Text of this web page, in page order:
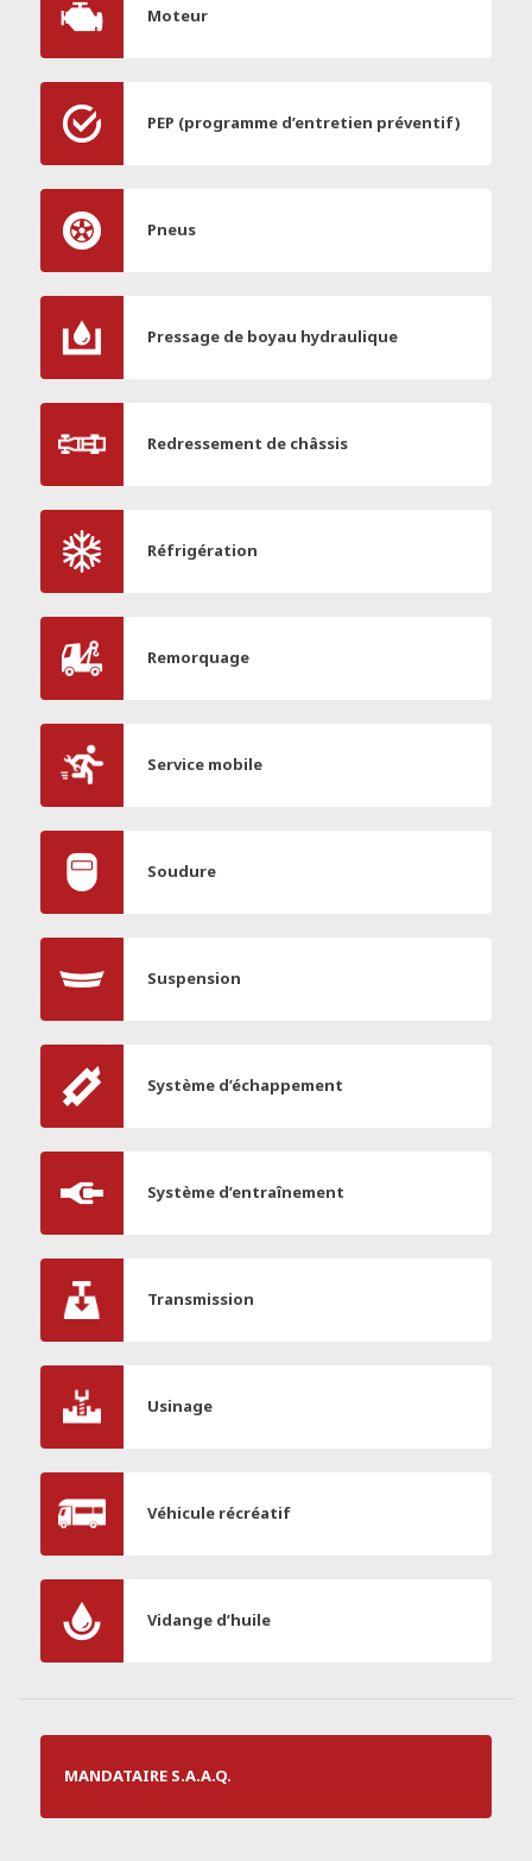
Moteur
PEP (programme d’entretien préventif)
Pneus
Pressage de boyau hydraulique
Redressement de châssis
Réfrigération
Remorquage
Service mobile
Soudure
Suspension
Système d’échappement
Système d’entraînement
Transmission
Usinage
Véhicule récréatif
Vidange d’huile
MANDATAIRE S.A.A.Q.